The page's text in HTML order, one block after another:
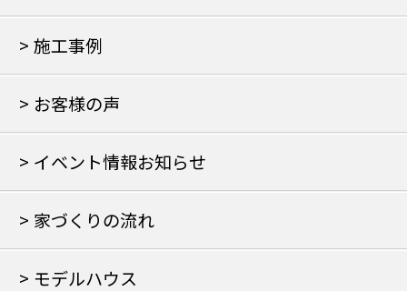
施工事例
お客様の声
イベント情報お知らせ
家づくりの流れ
モデルハウス